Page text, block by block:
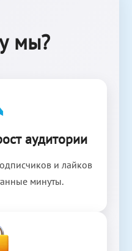
мы?
аудитории
и лайков
минуты.